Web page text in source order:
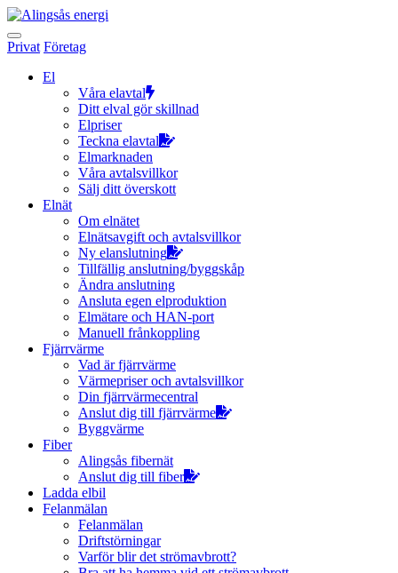
Hoppa
till
innehållet
Privat Företag
El
Våra elavtal
Ditt elval gör skillnad
Elpriser
Teckna elavtal
Elmarknaden
Våra avtalsvillkor
Sälj ditt överskott
Elnät
Om elnätet
Elnätsavgift och avtalsvillkor
Ny elanslutning
Tillfällig anslutning/byggskåp
Ändra anslutning
Ansluta egen elproduktion
Elmätare och HAN-port
Manuell frånkoppling
Fjärrvärme
Vad är fjärrvärme
Värmepriser och avtalsvillkor
Din fjärrvärmecentral
Anslut dig till fjärrvärme
Byggvärme
Fiber
Alingsås fibernät
Anslut dig till fiber
Ladda elbil
Felanmälan
Felanmälan
Driftstörningar
Varför blir det strömavbrott?